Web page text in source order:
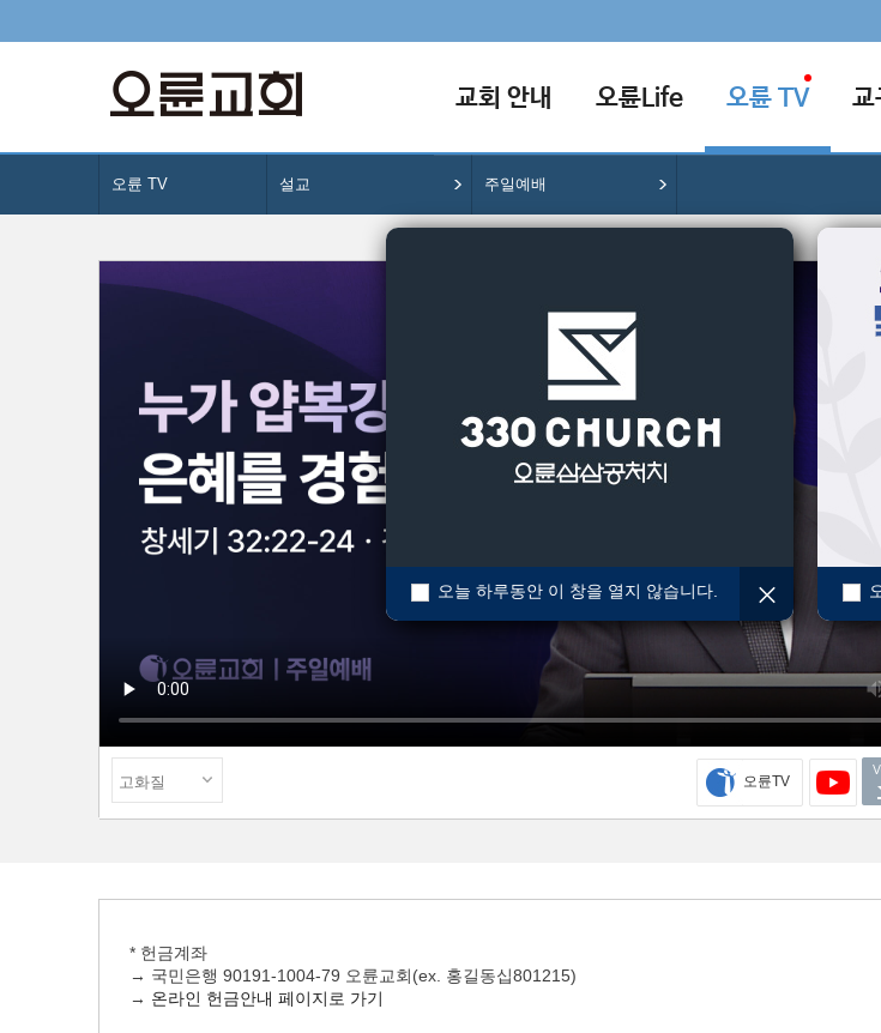
교회 안내 오륜Life 오륜 TV 교
오륜 TV 설교 주일예배
오륜TV
* 헌금계좌
→ 국민은행 90191-1004-79 오륜교회(ex. 홍길동십801215)
→ 온라인 헌금안내 페이지로 가기
오늘 하루동안 이 창을 열지 않습니다.